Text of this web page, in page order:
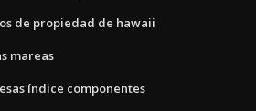
de propiedad de hawaii
mareas
índice componentes